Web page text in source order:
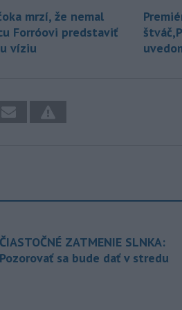
mrzí, že nemal
Forróovi predstaviť
víziu
ČIASTOČNÉ ZATMENIE SLNKA:
Pozorovať sa bude dať v stredu